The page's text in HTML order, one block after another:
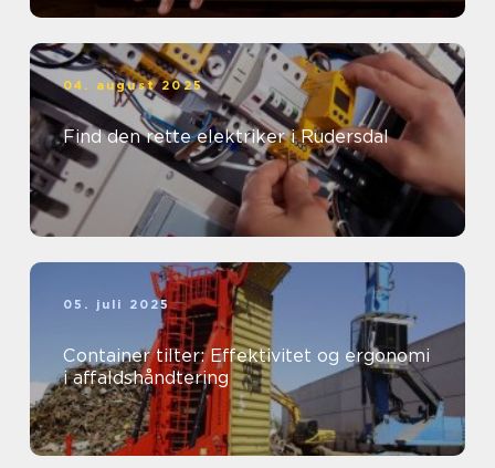
04. august 2025
Find den rette elektriker i Rudersdal
05. juli 2025
Container tilter: Effektivitet og ergonomi
i affaldshåndtering